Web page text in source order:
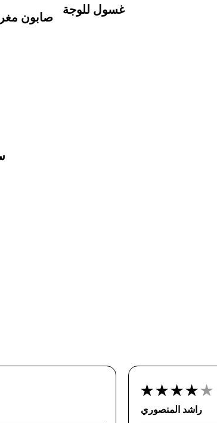
صابون غسول للوجة
راشد المنصوري